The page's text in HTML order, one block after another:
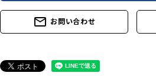
mail_outline お問い合わせ